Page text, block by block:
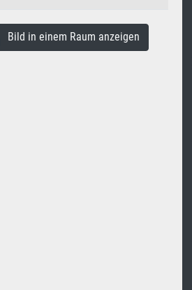
in einem Raum anzeigen